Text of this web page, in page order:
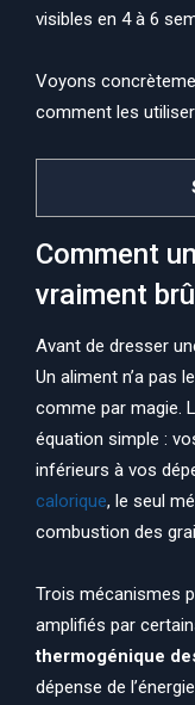
visibles en 4 à 6
Voyons
comment les
Comment
vraiment
Avant de dresser
Un aliment n’a pas
comme par magie.
équation simple :
inférieurs à vos
calorique, le seul
combustion des
Trois mécanismes
amplifiés par
thermogénique
dépense de